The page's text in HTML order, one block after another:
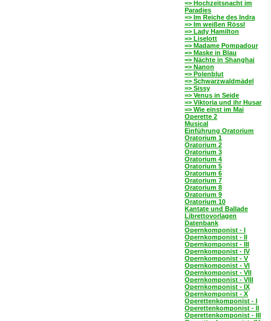
=> Hochzeitsnacht im
Paradies
=> Im Reiche des Indra
=> Im weißen Rössl
=> Lady Hamilton
=> Liselott
=> Madame Pompadour
=> Maske in Blau
=> Nächte in Shanghai
=> Nanon
=> Polenblut
=> Schwarzwaldmädel
=> Sissy
=> Venus in Seide
=> Viktoria und ihr Husar
=> Wie einst im Mai
Operette 2
Musical
Einführung Oratorium
Oratorium 1
Oratorium 2
Oratorium 3
Oratorium 4
Oratorium 5
Oratorium 6
Oratorium 7
Oratorium 8
Oratorium 9
Oratorium 10
Kantate und Ballade
Librettovorlagen
Datenbank
Opernkomponist - I
Opernkomponist - II
Opernkomponist - III
Opernkomponist - IV
Opernkomponist - V
Opernkomponist - VI
Opernkomponist - VII
Opernkomponist - VIII
Opernkomponist - IX
Opernkomponist - X
Operettenkomponist - I
Operettenkomponist - II
Operettenkomponist - III